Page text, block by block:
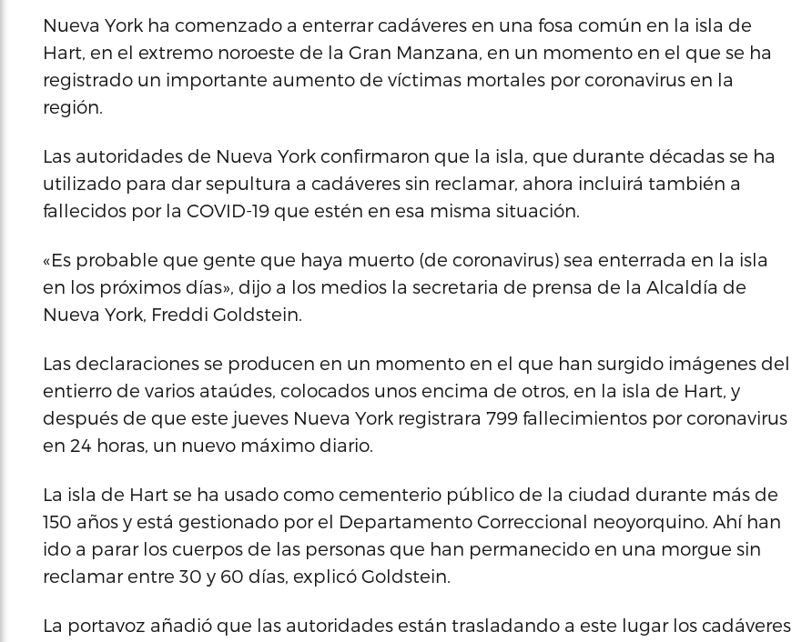
Nueva York ha comenzado a enterrar cadáveres en una fosa común en la isla de
Hart, en el extremo noroeste de la Gran Manzana, en un momento en el que se ha
registrado un importante aumento de víctimas mortales por coronavirus en la
región.
Las autoridades de Nueva York confirmaron que la isla, que durante décadas se ha
utilizado para dar sepultura a cadáveres sin reclamar, ahora incluirá también a
fallecidos por la COVID-19 que estén en esa misma situación.
«Es probable que gente que haya muerto (de coronavirus) sea enterrada en la isla
en los próximos días», dijo a los medios la secretaria de prensa de la Alcaldía de
Nueva York, Freddi Goldstein.
Las declaraciones se producen en un momento en el que han surgido imágenes del
entierro de varios ataúdes, colocados unos encima de otros, en la isla de Hart, y
después de que este jueves Nueva York registrara 799 fallecimientos por coronavirus
en 24 horas, un nuevo máximo diario.
La isla de Hart se ha usado como cementerio público de la ciudad durante más de
150 años y está gestionado por el Departamento Correccional neoyorquino. Ahí han
ido a parar los cuerpos de las personas que han permanecido en una morgue sin
reclamar entre 30 y 60 días, explicó Goldstein.
La portavoz añadió que las autoridades están trasladando a este lugar los cadáveres